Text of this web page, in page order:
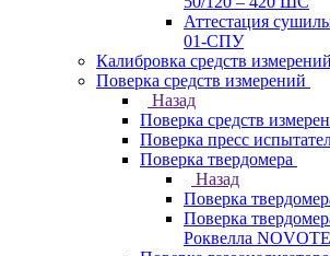
Аттестация
01-СПУ
Калибровка средств измерений
Поверка средств измерений
Назад
Поверка средств
Поверка пресс
Поверка твердомера
Назад
Поверка
Поверка
Роквелла